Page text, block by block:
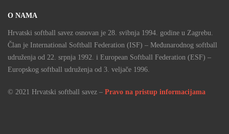
O NAMA
Hrvatski softball savez osnovan je 28. svibnja 1994. godine u Zagrebu.
Član je International Softball Federation (ISF) – Međunarodnog softball
udruženja od 22. srpnja 1992. i European Softball Federation (ESF) –
Europskog softball udruženja od 3. veljače 1996.
© 2021 Hrvatski softball savez – Pravo na pristup informacijama